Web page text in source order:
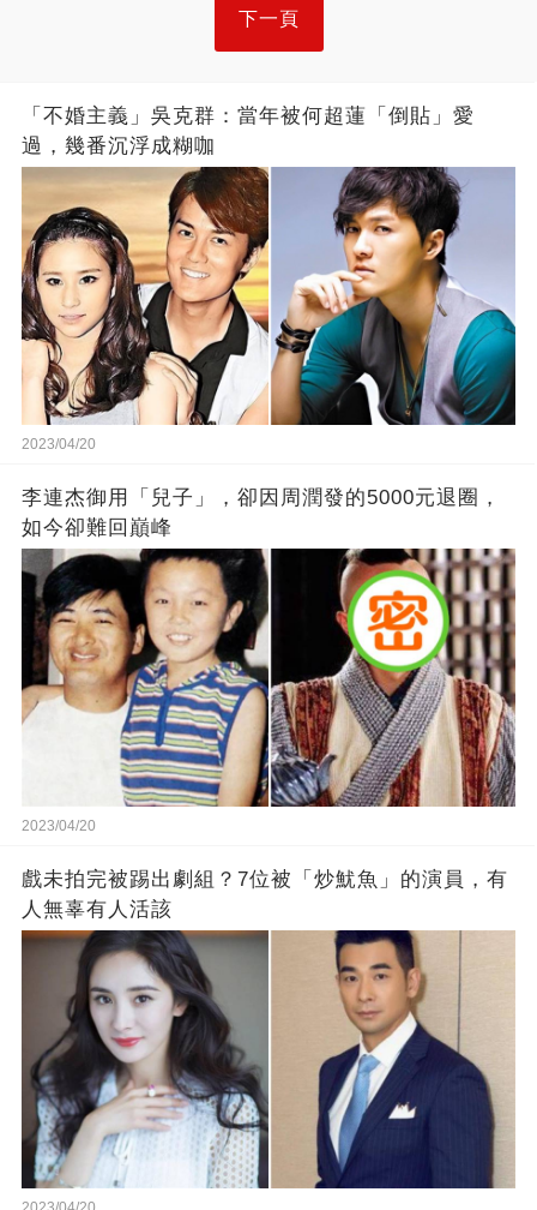
下一頁
「不婚主義」吳克群：當年被何超蓮「倒貼」愛
過，幾番沉浮成糊咖
2023/04/20
李連杰御用「兒子」，卻因周潤發的5000元退圈，
如今卻難回巔峰
2023/04/20
戲未拍完被踢出劇組？7位被「炒魷魚」的演員，有
人無辜有人活該